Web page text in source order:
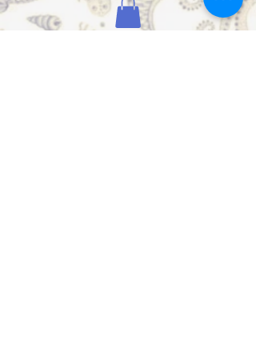
spedizioni è il modo migliore per
costruire fiducia e rassicurare i tuoi